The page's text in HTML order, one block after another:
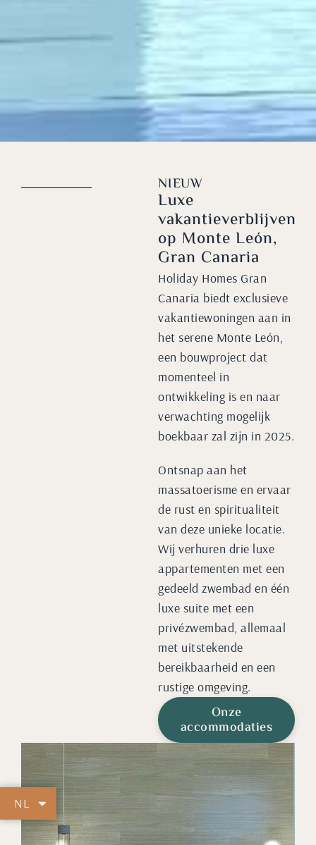
NIEUW
Luxe
vakantieverblijven
op Monte León,
Gran Canaria
Holiday Homes Gran
Canaria biedt exclusieve
vakantiewoningen aan in
het serene Monte León,
een bouwproject dat
momenteel in
ontwikkeling is en naar
verwachting mogelijk
boekbaar zal zijn in 2025.
Ontsnap aan het
massatoerisme en ervaar
de rust en spiritualiteit
van deze unieke locatie.
Wij verhuren drie luxe
appartementen met een
gedeeld zwembad en één
luxe suite met een
privézwembad, allemaal
met uitstekende
bereikbaarheid en een
rustige omgeving.
Onze
accommodaties
NL